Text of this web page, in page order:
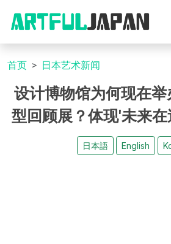
首页 日本艺术新闻
设计博物馆为何现在
型回顾展？体现'未来
日本語 English